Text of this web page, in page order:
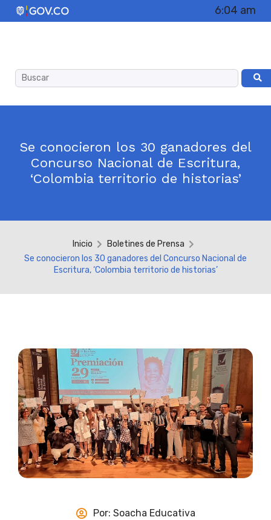
6:04 am
Se conocieron los 30 ganadores del
Concurso Nacional de Escritura,
‘Colombia territorio de historias’
Inicio
Boletines de Prensa
Se conocieron los 30 ganadores del Concurso Nacional de
Escritura, ‘Colombia territorio de historias’
Por: Soacha Educativa